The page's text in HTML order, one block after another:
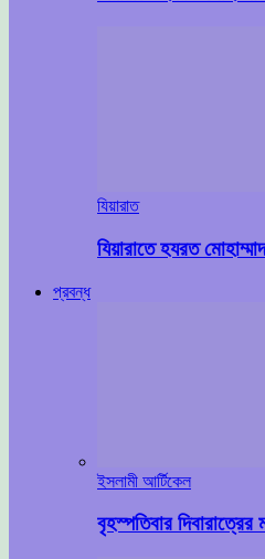
যিয়ারাত
যিয়ারাতে হযরত
প্রবন্ধ
ইসলামী আর্টিকেল
বৃহস্পতিবার দিবারাত্রের